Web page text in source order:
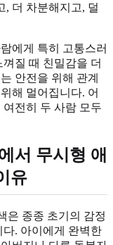
, 더 차분해지고, 덜
에게 특히 고통스러
질 때 친밀감을 더
안전을 위해 관계
해 멀어집니다. 어
전히 두 사람 모두
서 무시형 애
유
은 종종 초기의 감정
. 아이에게 완벽한